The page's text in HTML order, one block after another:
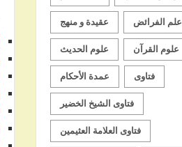
عقيدة و منهج علم الفرائض
علوم الحديث علوم القرآن
عمدة الأحكام فتاوى
فتاوى الشيخ الخضير
فتاوى العلامة العثيمين